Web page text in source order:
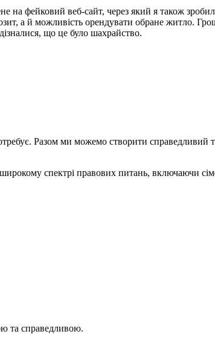
фейковий веб-сайт, через який я також
а й можливість орендувати обране житло.
що це було шахрайство.
Разом ми можемо створити справедливий
спектрі правових питань, включаючи
та справедливою.